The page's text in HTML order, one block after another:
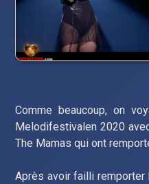
Comme beaucoup, on
Melodifestivalen 2020
The Mamas qui ont
Après avoir failli